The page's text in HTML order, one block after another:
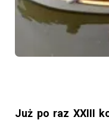
Już po raz XXIII